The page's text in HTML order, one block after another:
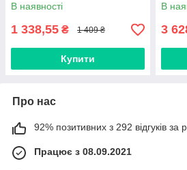
В наявності
1 338,55 ₴ 1 409 ₴
Купити
В
3
Про нас
92% позитивних з 292 відгуків за
Працює з 08.09.2021